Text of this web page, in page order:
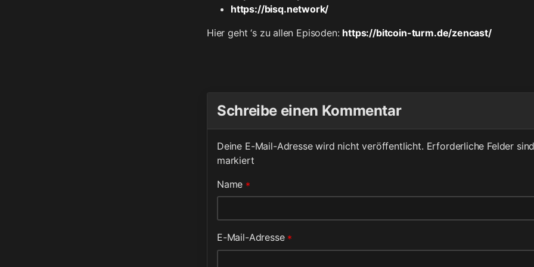
https://bisq.network/
Hier geht ‘s zu allen Episoden: https://bitcoin-turm.de/zencast/
Schreibe einen Kommentar
Deine E-Mail-Adresse wird nicht veröffentlicht. Erforderliche Felder
markiert
Name *
E-Mail-Adresse *